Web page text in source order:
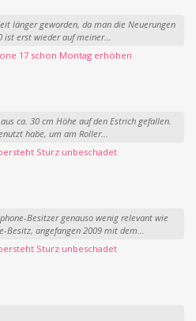
länger geworden, da man die Neuerungen
erst wieder auf meiner...
17 schon Montag erhöhen
ca. 30 cm Höhe auf den Estrich gefallen.
habe, um am Roller...
Sturz unbeschadet
Besitzer genauso wenig relevant wie
Besitz, angefangen 2009 mit dem...
Sturz unbeschadet